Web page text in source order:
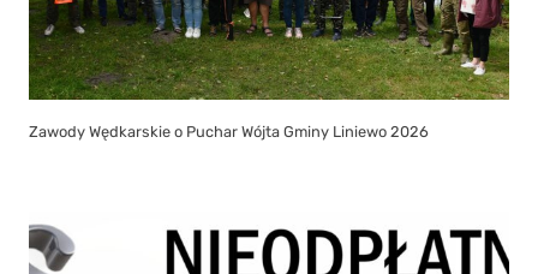
Zawody Wędkarskie o Puchar Wójta Gminy Liniewo 2026